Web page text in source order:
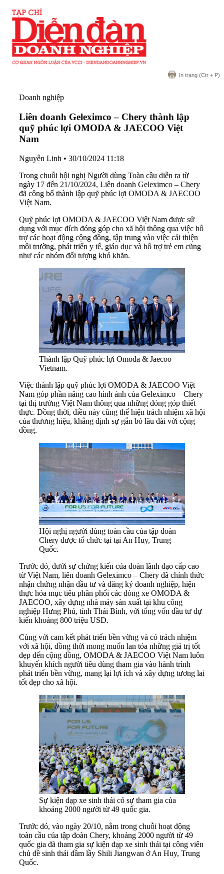
In trang (Ctr + P)
Doanh nghiệp
Liên doanh Geleximco – Chery thành lập
quỹ phúc lợi OMODA & JAECOO Việt
Nam
Nguyễn Linh • 30/10/2024 11:18
Trong chuỗi hội nghị Người dùng Toàn cầu diễn ra từ
ngày 17 đến 21/10/2024, Liên doanh Geleximco – Chery
đã công bố thành lập quỹ phúc lợi OMODA & JAECOO
Việt Nam.
Quỹ phúc lợi OMODA & JAECOO Việt Nam được sử
dụng với mục đích đóng góp cho xã hội thông qua việc hỗ
trợ các hoạt động cộng đồng, tập trung vào việc cải thiện
môi trường, phát triển y tế, giáo dục và hỗ trợ trẻ em cũng
như các nhóm đối tượng khó khăn.
Thành lập Quỹ phúc lợi Omoda & Jaecoo
Vietnam.
Việc thành lập quỹ phúc lợi OMODA & JAECOO Việt
Nam góp phần nâng cao hình ảnh của Geleximco – Chery
tại thị trường Việt Nam thông qua những đóng góp thiết
thực. Đồng thời, điều này cũng thể hiện trách nhiệm xã hội
của thương hiệu, khẳng định sự gắn bó lâu dài với cộng
đồng.
Hội nghị người dùng toàn cầu của tập đoàn
Chery được tổ chức tại tại An Huy, Trung
Quốc.
Trước đó, dưới sự chứng kiến của đoàn lãnh đạo cấp cao
từ Việt Nam, liên doanh Geleximco – Chery đã chính thức
nhận chứng nhận đầu tư và đăng ký doanh nghiệp, hiện
thực hóa mục tiêu phân phối các dòng xe OMODA &
JAECOO, xây dựng nhà máy sản xuất tại khu công
nghiệp Hưng Phú, tỉnh Thái Bình, với tổng vốn đầu tư dự
kiến khoảng 800 triệu USD.
Cùng với cam kết phát triển bền vững và có trách nhiệm
với xã hội, đồng thời mong muốn lan tỏa những giá trị tốt
đẹp đến cộng đồng, OMODA & JAECOO Việt Nam luôn
khuyến khích người tiêu dùng tham gia vào hành trình
phát triển bền vững, mang lại lợi ích và xây dựng tương lai
tốt đẹp cho xã hội.
Sự kiện đạp xe sinh thái có sự tham gia của
khoảng 2000 người từ 49 quốc gia.
Trước đó, vào ngày 20/10, nằm trong chuỗi hoạt động
toàn cầu của tập đoàn Chery, khoảng 2000 người từ 49
quốc gia đã tham gia sự kiện đạp xe sinh thái tại công viên
chủ đề sinh thái đầm lầy Shili Jiangwan ở An Huy, Trung
Quốc.